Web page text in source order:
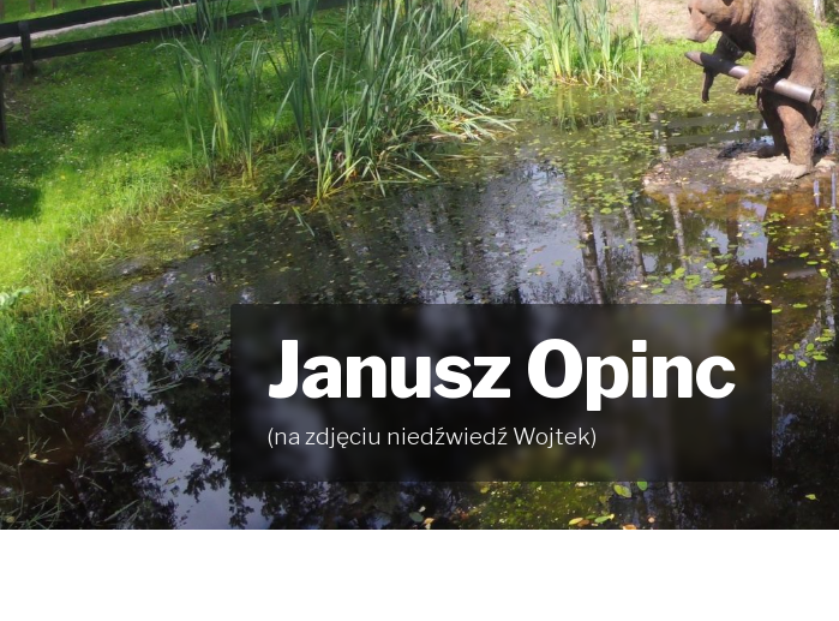
Janusz Opinc
(na zdjęciu niedźwiedź Wojtek)